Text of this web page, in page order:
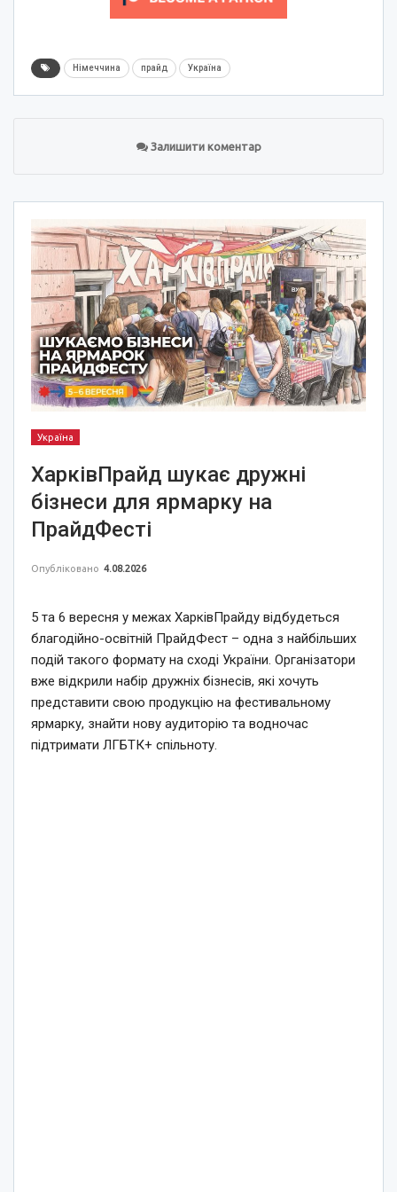
Німеччина прайд Україна
Залишити коментар
Україна
ХарківПрайд шукає дружні
бізнеси для ярмарку на
ПрайдФесті
Опубліковано 4.08.2026
5 та 6 вересня у межах ХарківПрайду відбудеться
благодійно-освітній ПрайдФест – одна з найбільших
подій такого формату на сході України. Організатори
вже відкрили набір дружніх бізнесів, які хочуть
представити свою продукцію на фестивальному
ярмарку, знайти нову аудиторію та водночас
підтримати ЛГБТК+ спільноту.